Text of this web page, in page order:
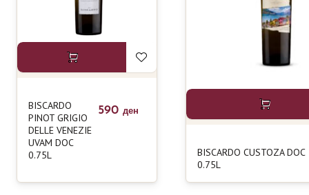
BISCARDO
PINOT GRIGIO
DELLE VENEZIE
UVAM DOC
0.75L
590 ден
BISCARDO CUSTOZA DOC
0.75L